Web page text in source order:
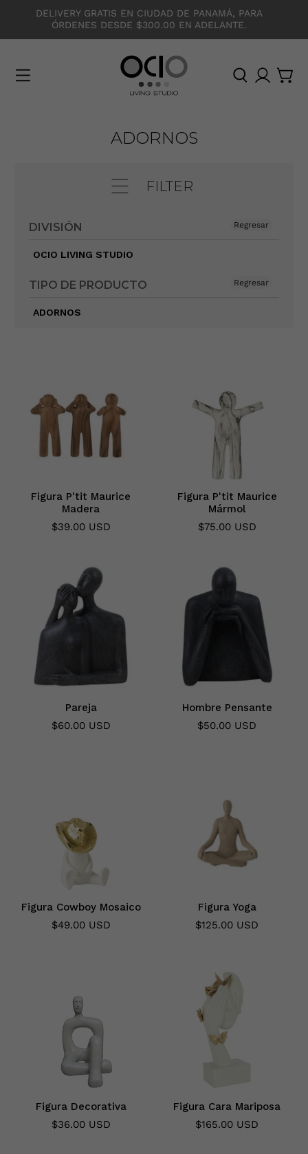
DELIVERY GRATIS EN CIUDAD DE PANAMÁ, PARA
ÓRDENES DESDE $300.00 EN ADELANTE.
ADORNOS
FILTER
DIVISIÓN
OCIO LIVING STUDIO
Regresar
TIPO DE PRODUCTO
ADORNOS
Regresar
Figura P'tit Maurice
Madera
$39.00 USD
Figura P'tit Maurice
Mármol
$75.00 USD
Pareja
$60.00 USD
Hombre Pensante
$50.00 USD
Figura Cowboy Mosaico
$49.00 USD
Figura Yoga
$125.00 USD
Figura Decorativa
$36.00 USD
Figura Cara Mariposa
$165.00 USD